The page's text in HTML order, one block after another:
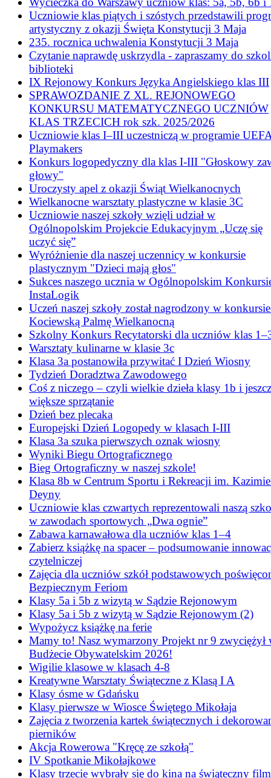
Uczniowie klas piątych i szóstych przedstawili
artystyczny z okazji Święta Konstytucji 3 Maja
235. rocznica uchwalenia Konstytucji 3 Maja
Czytanie naprawdę uskrzydla - zapraszamy do
biblioteki
IX Rejonowy Konkurs Języka Angielskiego klas III
SPRAWOZDANIE Z XL. REJONOWEGO
KONKURSU MATEMATYCZNEGO UCZNIÓW
KLAS TRZECICH rok szk. 2025/2026
Uczniowie klas I–III uczestniczą w programie
Playmakers
Konkurs logopedyczny dla klas I-III "Głoskowy
głowy"
Uroczysty apel z okazji Świąt Wielkanocnych
Wielkanocne warsztaty plastyczne w klasie 3C
Uczniowie naszej szkoły wzięli udział w
Ogólnopolskim Projekcie Edukacyjnym „Uczę się
uczyć się”
Wyróżnienie dla naszej uczennicy w konkursie
plastycznym "Dzieci mają głos"
Sukces naszego ucznia w Ogólnopolskim
InstaLogik
Uczeń naszej szkoły został nagrodzony w
Kociewską Palmę Wielkanocną
Szkolny Konkurs Recytatorski dla uczniów klas
Warsztaty kulinarne w klasie 3c
Klasa 3a postanowiła przywitać I Dzień Wiosny
Tydzień Doradztwa Zawodowego
Coś z niczego – czyli wielkie dzieła klasy 1b i
większe sprzątanie
Dzień bez plecaka
Europejski Dzień Logopedy w klasach I-III
Klasa 3a szuka pierwszych oznak wiosny
Wyniki Biegu Ortograficznego
Bieg Ortograficzny w naszej szkole!
Klasa 8b w Centrum Sportu i Rekreacji im.
Deyny
Uczniowie klas czwartych reprezentowali naszą
w zawodach sportowych „Dwa ognie”
Zabawa karnawałowa dla uczniów klas 1–4
Zabierz książkę na spacer – podsumowanie
czytelniczej
Zajęcia dla uczniów szkół podstawowych
Bezpiecznym Feriom
Klasy 5a i 5b z wizytą w Sądzie Rejonowym
Klasy 5a i 5b z wizytą w Sądzie Rejonowym (2)
Wypożycz książkę na ferie
Mamy to! Nasz wymarzony Projekt nr 9 zwyciężył
Budżecie Obywatelskim 2026!
Wigilie klasowe w klasach 4-8
Kreatywne Warsztaty Świąteczne z Klasą I A
Klasy ósme w Gdańsku
Klasy pierwsze w Wiosce Świętego Mikołaja
Zajęcia z tworzenia kartek świątecznych i
pierników
Akcja Rowerowa "Kręcę ze szkołą"
IV Spotkanie Mikołajkowe
Klasy trzecie wybrały się do kina na świąteczny film